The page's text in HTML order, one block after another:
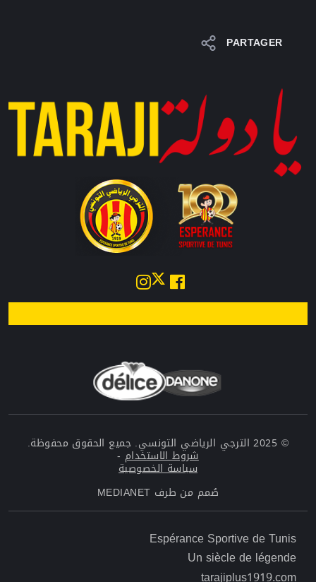
PARTAGER
© 2025 الترجي الرياضي التونسي. جميع الحقوق محفوظة.
شروط الاستخدام -
سياسة الخصوصية
صُمم من طرف MEDIANET
Menu top left Footer
Espérance Sportive de Tunis
Un siècle de légende
Menu top right Footer
tarajiplus1919.com